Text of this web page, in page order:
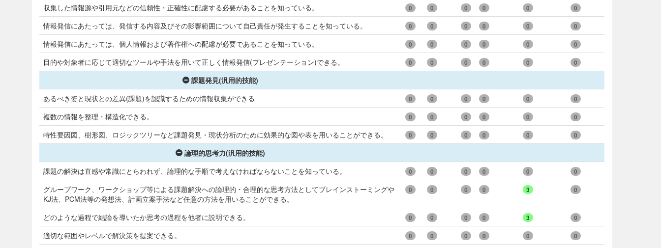
収集した情報源や引用元などの信頼性・正確性に配慮する必要があることを知っている。 0 0 0 0 0 0
情報発信にあたっては、発信する内容及びその影響範囲について自己責任が発生することを知っている。 0 0 0 0 0 0
情報発信にあたっては、個人情報および著作権への配慮が必要であることを知っている。 0 0 0 0 0 0
目的や対象者に応じて適切なツールや手法を用いて正しく情報発信(プレゼンテーション)できる。 0 0 0 0 0 0
課題発見(汎用的技能)
あるべき姿と現状との差異(課題)を認識するための情報収集ができる
0 0 0 0 0 0
複数の情報を整理・構造化できる。 0 0 0 0 0 0
特性要因図、樹形図、ロジックツリーなど課題発見・現状分析のために効果的な図や表を用いることができる。 0 0 0 0 0 0
論理的思考力(汎用的技能)
課題の解決は直感や常識にとらわれず、論理的な手順で考えなければならないことを知っている。
0 0 0 0 0 0
グループワーク、ワークショップ等による課題解決への論理的・合理的な思考方法としてブレインストーミングや
KJ法、PCM法等の発想法、計画立案手法など任意の方法を用いることができる。
0 0 0 0 3 0
どのような過程で結論を導いたか思考の過程を他者に説明できる。 0 0 0 0 3 0
適切な範囲やレベルで解決策を提案できる。 0 0 0 0 0 0